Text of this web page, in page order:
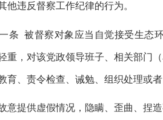
违反督察工作纪律的行为。
条 被督察对象应当自觉接受生态
重，对该党政领导班子、相关部门
育、责令检查、诫勉、组织处理或
提供虚假情况，隐瞒、歪曲、捏造